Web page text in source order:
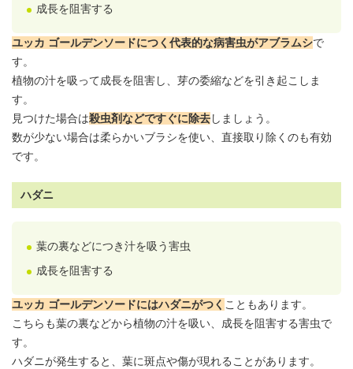
成長を阻害する
ユッカ ゴールデンソードにつく代表的な病害虫がアブラムシで
す。
植物の汁を吸って成長を阻害し、芽の委縮などを引き起こしま
す。
見つけた場合は殺虫剤などですぐに除去しましょう。
数が少ない場合は柔らかいブラシを使い、直接取り除くのも有効
です。
ハダニ
葉の裏などにつき汁を吸う害虫
成長を阻害する
ユッカ ゴールデンソードにはハダニがつく こともあります。
こちらも葉の裏などから植物の汁を吸い、成長を阻害する害虫で
す。
ハダニが発生すると、葉に斑点や傷が現れることがあります。